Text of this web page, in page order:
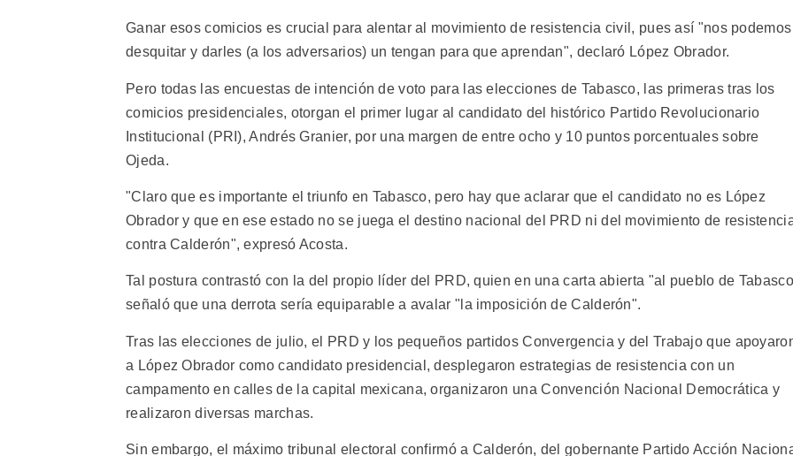
Ganar esos comicios es crucial para alentar al movimiento de resistencia civil, pues así "nos podemos
desquitar y darles (a los adversarios) un tengan para que aprendan", declaró López Obrador.
Pero todas las encuestas de intención de voto para las elecciones de Tabasco, las primeras tras los
comicios presidenciales, otorgan el primer lugar al candidato del histórico Partido Revolucionario
Institucional (PRI), Andrés Granier, por una margen de entre ocho y 10 puntos porcentuales sobre
Ojeda.
"Claro que es importante el triunfo en Tabasco, pero hay que aclarar que el candidato no es López
Obrador y que en ese estado no se juega el destino nacional del PRD ni del movimiento de
contra Calderón", expresó Acosta.
Tal postura contrastó con la del propio líder del PRD, quien en una carta abierta "al pueblo de
señaló que una derrota sería equiparable a avalar "la imposición de Calderón".
Tras las elecciones de julio, el PRD y los pequeños partidos Convergencia y del Trabajo que
a López Obrador como candidato presidencial, desplegaron estrategias de resistencia con un
campamento en calles de la capital mexicana, organizaron una Convención Nacional Democrática y
realizaron diversas marchas.
Sin embargo, el máximo tribunal electoral confirmó a Calderón, del gobernante Partido Acción